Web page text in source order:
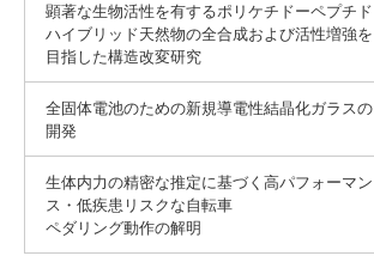
顕著な生物活性を有するポリケチドーペプチド
ハイブリッド天然物の全合成および活性増強を
目指した構造改変研究
全固体電池のための新規導電性結晶化ガラスの
開発
生体内力の精密な推定に基づく高パフォーマン
ス・低疾患リスクな自転車
ペダリング動作の解明